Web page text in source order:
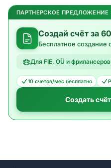
ПАРТНЕРСКОЕ ПРЕДЛОЖЕНИЕ
Создай счёт за
Бесплатное создание
Для FIE, OÜ и фрилансеров
10 счетов/мес бесплатно
Создать